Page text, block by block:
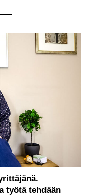
työtä tehdään